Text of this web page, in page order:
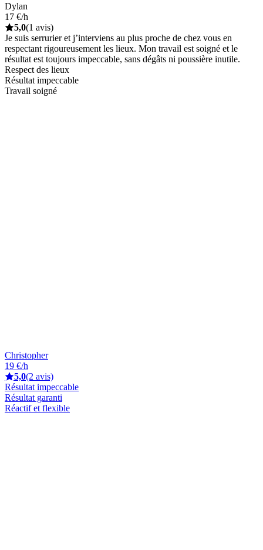
Dylan
17 €/h
5,0(1 avis)
Je suis serrurier et j’interviens au plus proche de chez vous en
respectant rigoureusement les lieux. Mon travail est soigné et le
résultat est toujours impeccable, sans dégâts ni poussière inutile.
Respect des lieux
Résultat impeccable
Travail soigné
Christopher
19 €/h
5,0(2 avis)
Résultat impeccable
Résultat garanti
Réactif et flexible